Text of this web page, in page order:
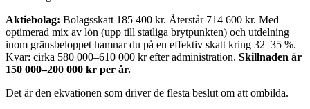
Aktiebolag: Bolagsskatt 185 400 kr. Återstår 714 600 kr. Med
optimerad mix av lön (upp till statliga brytpunkten) och utdelning
inom gränsbeloppet hamnar du på en effektiv skatt kring 32–35 %.
Kvar: cirka 580 000–610 000 kr efter administration. Skillnaden är
150 000–200 000 kr per år.
Det är den ekvationen som driver de flesta beslut om att ombilda.